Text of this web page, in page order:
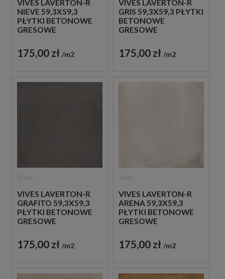
VIVES LAVERTON-R
NIEVE 59,3X59,3
PŁYTKI BETONOWE
GRESOWE
175,00 zł m2
VIVES LAVERTON-R
GRIS 59,3X59,3 PŁYTKI
BETONOWE
GRESOWE
175,00 zł m2
VIVES LAVERTON-R
GRAFITO 59,3X59,3
PŁYTKI BETONOWE
GRESOWE
175,00 zł m2
VIVES LAVERTON-R
ARENA 59,3X59,3
PŁYTKI BETONOWE
GRESOWE
175,00 zł m2